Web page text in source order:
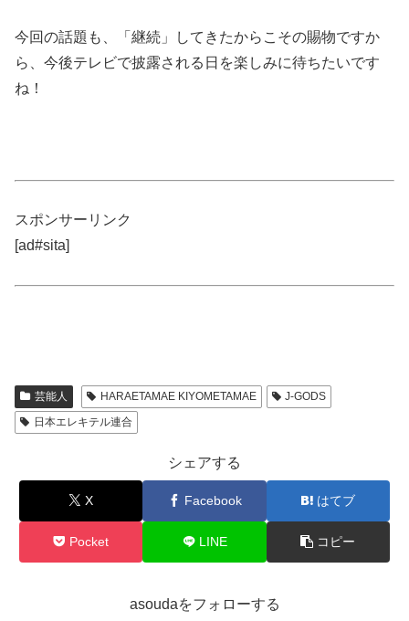
今回の話題も、「継続」してきたからこその賜物ですか
ら、今後テレビで披露される日を楽しみに待ちたいです
ね！
スポンサーリンク
[ad#sita]
芸能人 HARAETAMAE KIYOMETAMAE
J-GODS
日本エレキテル連合
シェアする
X Facebook はてブ
Pocket LINE コピー
asoudaをフォローする